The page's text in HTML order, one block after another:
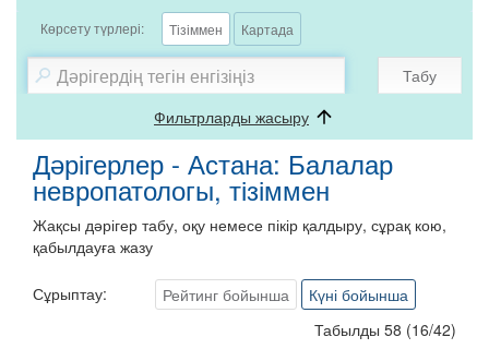
Көрсету түрлері: Тізіммен Картада
Табу
Фильтрларды жасыру
Дәрігерлер - Астана: Балалар
невропатологы, тізіммен
Жақсы дәрігер табу, оқу немесе пікір қалдыру, сұрақ кою,
қабылдауға жазу
Сұрыптау: Рейтинг бойынша
Күні бойынша
Табылды 58 (16/42)